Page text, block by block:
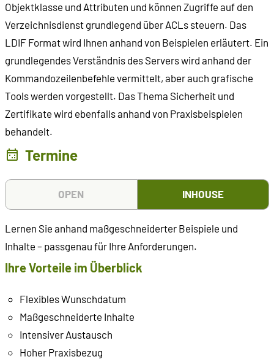
Objektklasse und Attributen und können Zugriffe auf den
Verzeichnisdienst grundlegend über ACLs steuern. Das
LDIF Format wird Ihnen anhand von Beispielen erläutert. Ein
grundlegendes Verständnis des Servers wird anhand der
Kommandozeilenbefehle vermittelt, aber auch grafische
Tools werden vorgestellt. Das Thema Sicherheit und
Zertifikate wird ebenfalls anhand von Praxisbeispielen
behandelt.
Termine
OPEN INHOUSE
Lernen Sie anhand maßgeschneiderter Beispiele und
Inhalte – passgenau für Ihre Anforderungen.
Ihre Vorteile im Überblick
Flexibles Wunschdatum
Maßgeschneiderte Inhalte
Intensiver Austausch
Hoher Praxisbezug